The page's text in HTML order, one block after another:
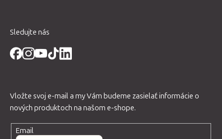
Sledujte nás
Vložte svoj e-mail a my Vám budeme zasielať informácie o
nových produktoch na našom e-shope.
Email